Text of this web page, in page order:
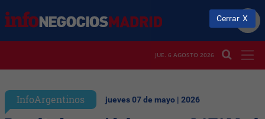
JUE. 6 AGOSTO 2026
InfoArgentinos jueves 07 de mayo | 2026
Cerrar